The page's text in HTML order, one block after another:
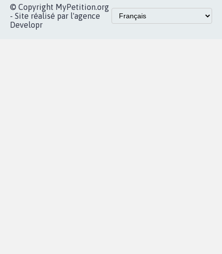
© Copyright MyPetition.org
- Site réalisé par l'agence
Developr